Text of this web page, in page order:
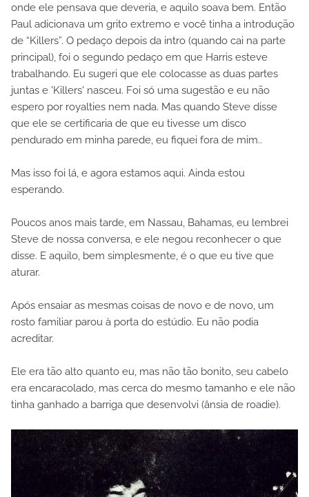
onde ele pensava que deveria, e aquilo soava bem. Então
Paul adicionava um grito extremo e você tinha a introdução
de “Killers”. O pedaço depois da intro (quando cai na parte
principal), foi o segundo pedaço em que Harris esteve
trabalhando. Eu sugeri que ele colocasse as duas partes
juntas e 'Killers' nasceu. Foi só uma sugestão e eu não
espero por royalties nem nada. Mas quando Steve disse
que ele se certificaria de que eu tivesse um disco
pendurado em minha parede, eu fiquei fora de mim..
Mas isso foi lá, e agora estamos aqui. Ainda estou
esperando.
Poucos anos mais tarde, em Nassau, Bahamas, eu lembrei
Steve de nossa conversa, e ele negou reconhecer o que
disse. E aquilo, bem simplesmente, é o que eu tive que
aturar.
Após ensaiar as mesmas coisas de novo e de novo, um
rosto familiar parou à porta do estúdio. Eu não podia
acreditar.
Ele era tão alto quanto eu, mas não tão bonito, seu cabelo
era encaracolado, mas cerca do mesmo tamanho e ele não
tinha ganhado a barriga que desenvolvi (ânsia de roadie).